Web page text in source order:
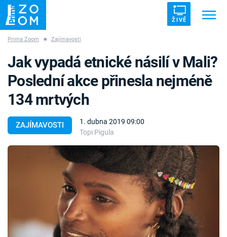
ŽIVĚ
ZÁHADY VETŘELCI DÁVNOVĚKU
Témata
TV Program
Prima Zoom ■ Zajímavosti
ZAJÍMAVOSTI
1. dubna 2019 09:00
Topi Pigula
Jak vypadá etnické násilí v Mali?
Poslední akce přinesla nejméně
134 mrtvých